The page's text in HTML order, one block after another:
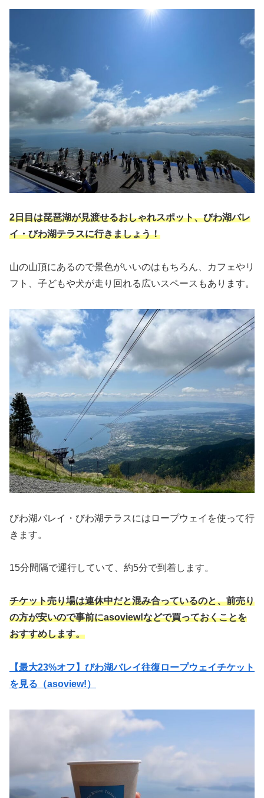
2日目は琵琶湖が見渡せるおしゃれスポット、びわ湖バレ
イ・びわ湖テラスに行きましょう！
山の山頂にあるので景色がいいのはもちろん、カフェやリ
フト、子どもや犬が走り回れる広いスペースもあります。
びわ湖バレイ・びわ湖テラスにはロープウェイを使って行
きます。
15分間隔で運行していて、約5分で到着します。
チケット売り場は連休中だと混み合っているのと、前売り
の方が安いので事前にasoview!などで買っておくことを
おすすめします。
【最大23%オフ】びわ湖バレイ往復ロープウェイチケット
を見る（asoview!）